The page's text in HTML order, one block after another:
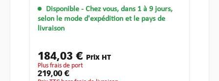
Disponible - Chez vous, dans 1 à 9 jours,
selon le mode d'expédition et le pays de
livraison
184,03 € Prix HT
plus frais de port
219,00 €